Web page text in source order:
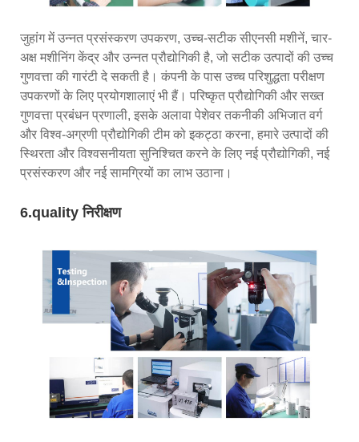
जुहांग में उन्नत प्रसंस्करण उपकरण, उच्च-सटीक सीएनसी मशीनें, चार-
अक्ष मशीनिंग केंद्र और उन्नत प्रौद्योगिकी है, जो सटीक उत्पादों की उच्च
गुणवत्ता की गारंटी दे सकती है। कंपनी के पास उच्च परिशुद्धता परीक्षण
उपकरणों के लिए प्रयोगशालाएं भी हैं। परिष्कृत प्रौद्योगिकी और सख्त
गुणवत्ता प्रबंधन प्रणाली, इसके अलावा पेशेवर तकनीकी अभिजात वर्ग
और विश्व-अग्रणी प्रौद्योगिकी टीम को इकट्ठा करना, हमारे उत्पादों की
स्थिरता और विश्वसनीयता सुनिश्चित करने के लिए नई प्रौद्योगिकी, नई
प्रसंस्करण और नई सामग्रियों का लाभ उठाना।
6.quality निरीक्षण